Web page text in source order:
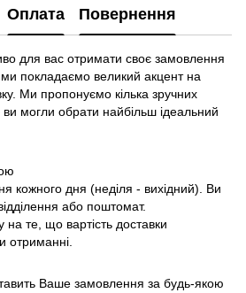
Оплата Повернення
для вас отримати своє замовлення
покладаємо великий акцент на
Ми пропонуємо кілька зручних
могли обрати найбільш ідеальний
кожного дня (неділя - вихідний). Ви
або поштомат.
на те, що вартість доставки
отриманні.
Ваше замовлення за будь-якою